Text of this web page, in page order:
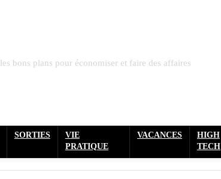
les bons plans pour économiser et faire des affaires
SORTIES
VIE
PRATIQUE
VACANCES
HIGH
TECH